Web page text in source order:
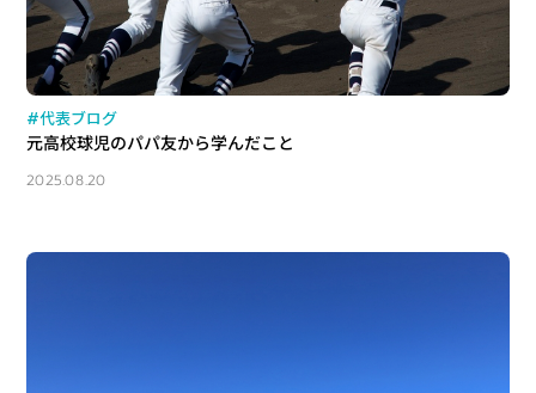
#代表ブログ
元高校球児のパパ友から学んだこと
2025.08.20